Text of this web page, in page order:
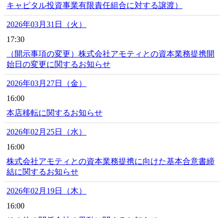
キャピタル投資事業有限責任組合に対する譲渡）
2026年03月31日（火）
17:30
（開示事項の変更）株式会社アモティとの資本業務提携開
始日の変更に関するお知らせ
2026年03月27日（金）
16:00
本店移転に関するお知らせ
2026年02月25日（水）
16:00
株式会社アモティとの資本業務提携に向けた基本合意書締
結に関するお知らせ
2026年02月19日（木）
16:00